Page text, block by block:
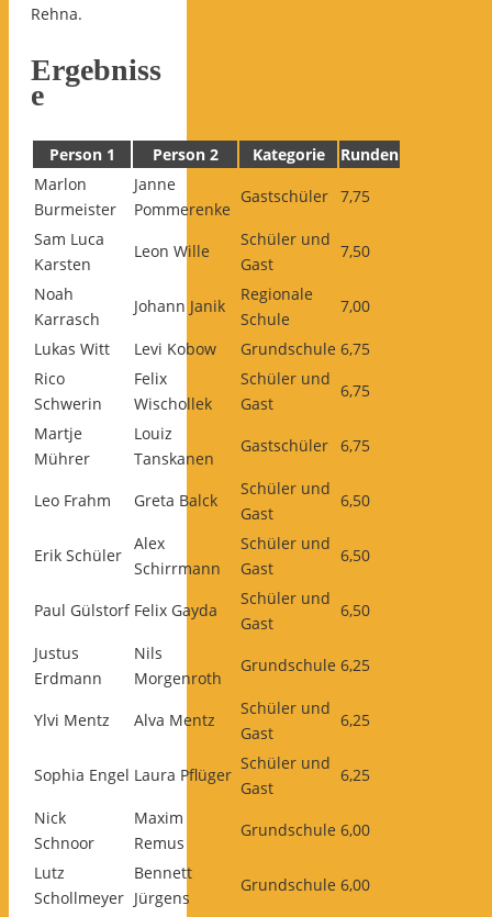
Rehna.
Ergebniss
e
Person 1 Person 2 Kategorie
Runden
Marlon
Burmeister
Janne
Pommerenke
Gastschüler 7,75
Sam Luca
Karsten
Leon Wille
Schüler und
Gast
7,50
Noah
Karrasch
Johann Janik
Regionale
Schule
7,00
Lukas Witt Levi Kobow Grundschule 6,75
Rico
Schwerin
Felix
Wischollek
Schüler und
Gast
6,75
Martje
Mührer
Louiz
Tanskanen
Gastschüler 6,75
Leo Frahm Greta Balck
Schüler und
Gast
6,50
Erik Schüler
Alex
Schirrmann
Schüler und
Gast
6,50
Paul Gülstorf Felix Gayda
Schüler und
Gast
6,50
Justus
Erdmann
Nils
Morgenroth
Grundschule 6,25
Ylvi Mentz Alva Mentz
Schüler und
Gast
6,25
Sophia Engel Laura Pflüger
Schüler und
Gast
6,25
Nick
Schnoor
Maxim
Remus
Grundschule 6,00
Lutz
Schollmeyer
Bennett
Jürgens
Grundschule 6,00